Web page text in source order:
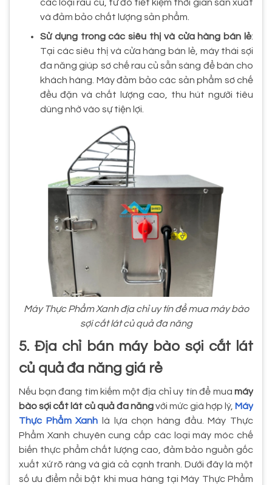
các loại rau củ, từ đó tiết kiệm thời gian sản xuất
và đảm bảo chất lượng sản phẩm.
Sử dụng trong các siêu thị và cửa hàng bán lẻ:
Tại các siêu thị và cửa hàng bán lẻ, máy thái sợi
đa năng giúp sơ chế rau củ sẵn sàng để bán cho
khách hàng. Máy đảm bảo các sản phẩm sơ chế
đều đặn và chất lượng cao, thu hút người tiêu
dùng nhờ vào sự tiện lợi.
Máy Thực Phẩm Xanh địa chỉ uy tín để mua máy bào
sợi cắt lát củ quả đa năng
5. Địa chỉ bán máy bào sợi cắt lát
củ quả đa năng giá rẻ
Nếu bạn đang tìm kiếm một địa chỉ uy tín để mua máy
bào sợi cắt lát củ quả đa năngvới mức giá hợp lý, Máy
Thực Phẩm Xanh là lựa chọn hàng đầu. Máy Thực
Phẩm Xanh chuyên cung cấp các loại máy móc chế
biến thực phẩm chất lượng cao, đảm bảo nguồn gốc
xuất xứ rõ ràng và giá cả cạnh tranh. Dưới đây là một
số ưu điểm nổi bật khi mua hàng tại Máy Thực Phẩm